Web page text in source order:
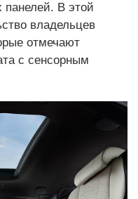
панелей. В этой
владельцев
отмечают
с сенсорным